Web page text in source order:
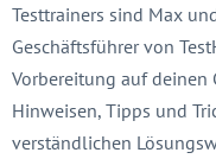
Testtrainers sind Max
Geschäftsführer von
Vorbereitung auf deinen
Hinweisen, Tipps und
verständlichen